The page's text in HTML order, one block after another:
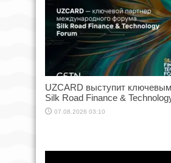
UZCARD выступит
Silk Road Finance &
07.08.2026 03:10